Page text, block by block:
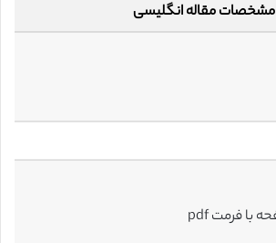
مشخصات مقاله انگلیسی